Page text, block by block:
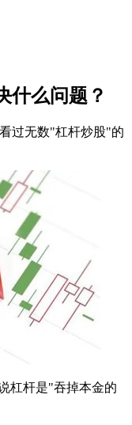
什么问题？
过无数"杠杆炒股"的
杠杆是"吞掉本金的